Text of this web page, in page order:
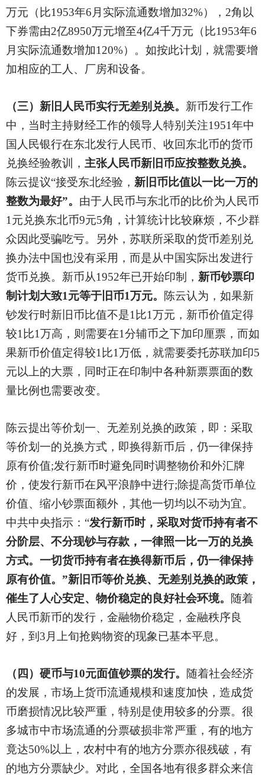
万元（比1953年6月实际流通数增加32%），2角以
下券需由2亿8950万元增至4亿4千万元（比1953年6
月实际流通数增加120%）。如按此计划，就需要增
加相应的工人、厂房和设备。
（三）新旧人民币实行无差别兑换。 新币发行工作
中，当时主持财经工作的领导人特别关注1951年中
国人民银行在东北发行人民币、收回东北币的货币
兑换经验教训， 主张人民币新旧币应按整数兑换。
陈云提议“接受东北经验， 新旧币比值以一比一万的
整数为最好”。 由于人民币与东北币的比价为人民币
1元兑换东北币9元5角，计算统计比较麻烦，不少群
众因此受骗吃亏。另外，苏联所采取的货币差别兑
换办法中国也没有采用，而是从中国实际出发进行
货币兑换。新币从1952年已开始印制， 新币钞票印
制计划大致1元等于旧币1万元。
陈云认为，如果新
钞发行时新旧币比值不是1比1万元，新币价值定得
较1比1万高，则需要在1分辅币之下加印厘票，而如
果新币价值定得较1比1万低，就需要委托苏联加印5
元以上的大票，同时正在印制中各种新票票面的数
量比例也需要改变。
陈云提出等价划一、无差别兑换的政策，即：采取
等价划一的兑换方式，即换得新币后，仍一律保持
原有价值;发行新币时避免同时调整物价和外汇牌
价，使发行新币在风平浪静中进行;除提高货币单位
价值、缩小钞票面额外，其他一切均以不动为宜。
中共中央指示：“发行新币时，采取对货币持有者不
分阶层、不分现钞与存款，一律照一比一万的兑换
方式。一切货币持有者在换得新币后，仍一律保持
原有价值。”新旧币等价兑换、无差别兑换的政策，
催生了人心安定、物价稳定的良好社会环境。
随着
人民币新币的发行，金融物价稳定，金融秩序良
好，到3月上旬抢购物资的现象已基本平息。
（四）硬币与10元面值钞票的发行。
随着社会经济
的发展，市场上货币流通规模和速度加快，造成货
币磨损情况比较严重，特别是使用较多的分票。很
多城市中市场流通的分票破损非常严重，有的地方
竟达50%以上，农村中有的地方分票亦很残破，有
的地方分票缺少。对此，全国各地有很多群众来信